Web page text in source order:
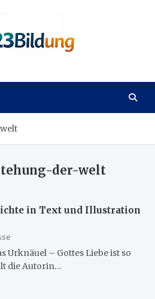
der-welt
in Text und Illustration
Urknäuel – Gottes Liebe ist so
die Autorin…